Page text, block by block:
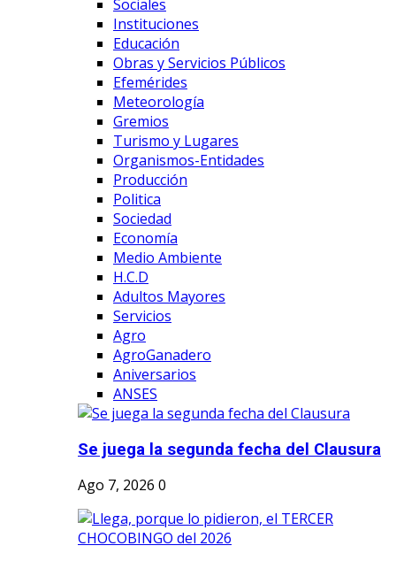
Sociales
Instituciones
Educación
Obras y Servicios Públicos
Efemérides
Meteorología
Gremios
Turismo y Lugares
Organismos-Entidades
Producción
Politica
Sociedad
Economía
Medio Ambiente
H.C.D
Adultos Mayores
Servicios
Agro
AgroGanadero
Aniversarios
ANSES
Se juega la segunda fecha del Clausura
Ago 7, 2026 0